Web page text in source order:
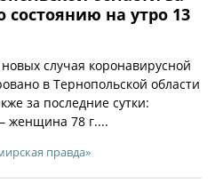
состоянию на утро 13
случая коронавирусной
в Тернопольской области
за последние сутки:
женщина 78 г....
правда»